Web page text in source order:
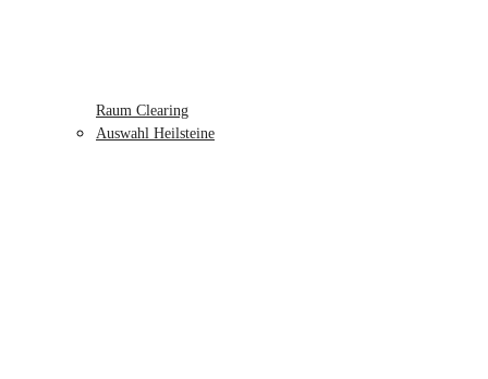
Raum Clearing
Auswahl Heilsteine